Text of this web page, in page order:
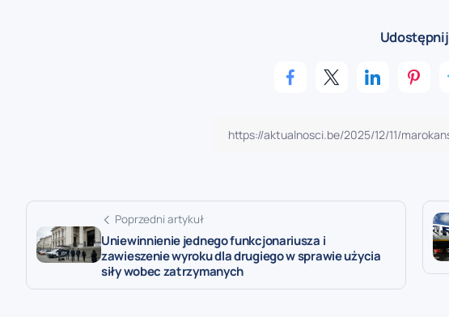
Udostępnij
Poprzedni artykuł
Uniewinnienie jednego funkcjonariusza i
zawieszenie wyroku dla drugiego w sprawie użycia
siły wobec zatrzymanych